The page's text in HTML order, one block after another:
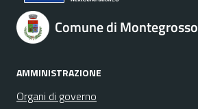
Comune di
AMMINISTRAZIONE
Organi di governo